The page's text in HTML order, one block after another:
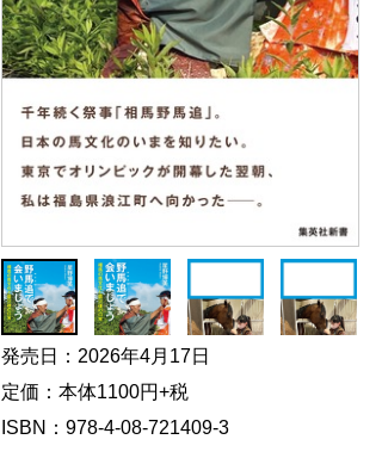
発売日：2026年4月17日
定価：本体1100円+税
ISBN：978-4-08-721409-3